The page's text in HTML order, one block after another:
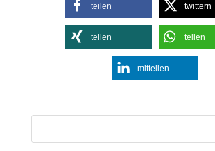
teilen twittern
teilen teilen
mitteilen